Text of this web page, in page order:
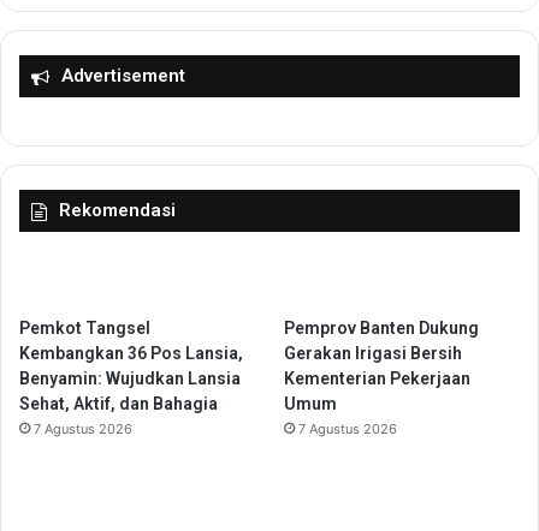
i
d
K
u
m
p
u
r
b
k
o
g
e
r
a
n
Advertisement
Rekomendasi
Pemkot Tangsel
Kembangkan 36 Pos Lansia,
Benyamin: Wujudkan Lansia
Sehat, Aktif, dan Bahagia
7 Agustus 2026
Pemprov Banten Dukung
Gerakan Irigasi Bersih
Kementerian Pekerjaan
Umum
7 Agustus 2026